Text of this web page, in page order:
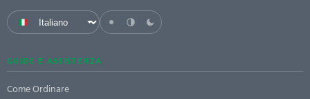
GUIDE E ASSISTENZA
Come Ordinare